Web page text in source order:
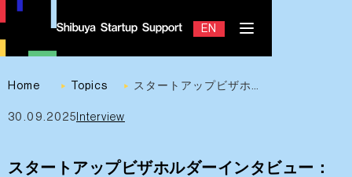
EN
Contact
Home Topics スタートアップビザホルダーインタビュー：Emanuel Palalic氏
30.09.2025 Interview
スタートアップビザホルダーインタビュー：